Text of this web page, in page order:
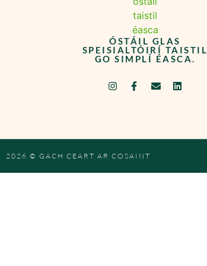
ÓSTÁIL GLAS
SPEISIALTÓIRÍ TAISTIL
GO SIMPLÍ ÉASCA.
2026 © GACH CEART AR COSAINT